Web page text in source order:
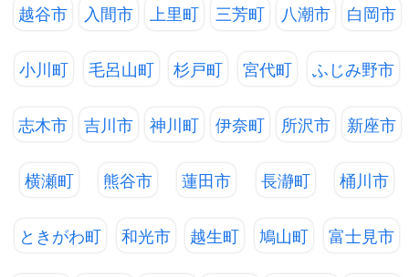
越谷市 入間市 上里町 三芳町 八潮市 白岡市
小川町 毛呂山町 杉戸町 宮代町 ふじみ野市
志木市 吉川市 神川町 伊奈町 所沢市 新座市
横瀬町 熊谷市 蓮田市 長瀞町 桶川市
ときがわ町 和光市 越生町 鳩山町 富士見市